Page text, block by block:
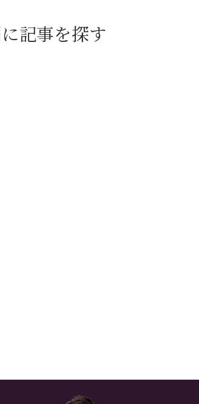
記事を探す